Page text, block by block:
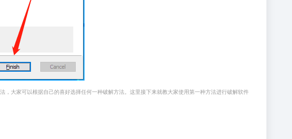
，大家可以根据自己的喜好选择任何一种破解方法。这里接下来就教大家使用第一种方法进行破解软件